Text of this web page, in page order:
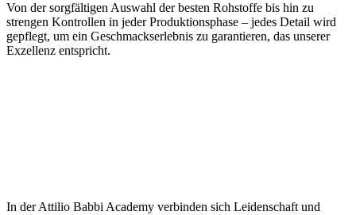
Von dersorgfältigen Auswahl der besten Rohstoffe bis hin zu
strengen Kontrollen in jeder Produktionsphase – jedes Detail wird
gepflegt, um ein Geschmackserlebnis zu garantieren, das unserer
Exzellenz entspricht.
In der Attilio Babbi Academy verbinden sich Leidenschaft und